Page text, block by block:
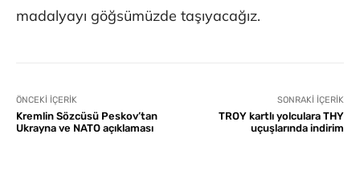
madalyayı göğsümüzde taşıyacağız.
ÖNCEKI İÇERIK
Kremlin Sözcüsü Peskov’tan
Ukrayna ve NATO açıklaması
SONRAKI İÇERIK
TROY kartlı yolculara THY
uçuşlarında indirim